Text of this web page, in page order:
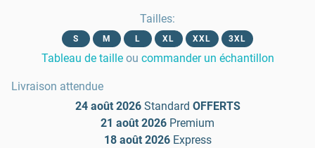
Tailles:
S M L XL XXL 3XL
Tableau de taille ou commander un échantillon
Livraison attendue
24 août 2026 Standard OFFERTS
21 août 2026 Premium
18 août 2026 Express